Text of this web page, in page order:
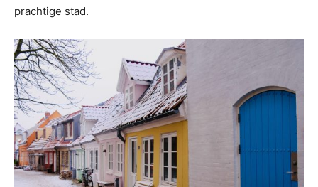
prachtige stad.